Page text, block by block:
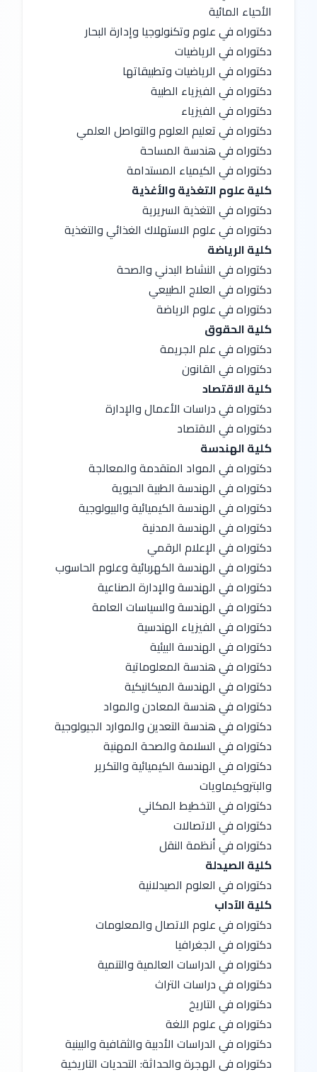
الأحياء المائية
دكتوراه في علوم وتكنولوجيا وإدارة البحار
دكتوراه في الرياضيات
دكتوراه في الرياضيات وتطبيقاتها
دكتوراه في الفيزياء الطبية
دكتوراه في الفيزياء
دكتوراه في تعليم العلوم والتواصل العلمي
دكتوراه في هندسة المساحة
دكتوراه في الكيمياء المستدامة
كلية علوم التغذية والأغذية
دكتوراه في التغذية السريرية
دكتوراه في علوم الاستهلاك الغذائي والتغذية
كلية الرياضة
دكتوراه في النشاط البدني والصحة
دكتوراه في العلاج الطبيعي
دكتوراه في علوم الرياضة
كلية الحقوق
دكتوراه في علم الجريمة
دكتوراه في القانون
كلية الاقتصاد
دكتوراه في دراسات الأعمال والإدارة
دكتوراه في الاقتصاد
كلية الهندسة
دكتوراه في المواد المتقدمة والمعالجة
دكتوراه في الهندسة الطبية الحيوية
دكتوراه في الهندسة الكيميائية والبيولوجية
دكتوراه في الهندسة المدنية
دكتوراه في الإعلام الرقمي
دكتوراه في الهندسة الكهربائية وعلوم الحاسوب
دكتوراه في الهندسة والإدارة الصناعية
دكتوراه في الهندسة والسياسات العامة
دكتوراه في الفيزياء الهندسية
دكتوراه في الهندسة البيئية
دكتوراه في هندسة المعلوماتية
دكتوراه في الهندسة الميكانيكية
دكتوراه في هندسة المعادن والمواد
دكتوراه في هندسة التعدين والموارد الجيولوجية
دكتوراه في السلامة والصحة المهنية
دكتوراه في الهندسة الكيميائية والتكرير
والبتروكيماويات
دكتوراه في التخطيط المكاني
دكتوراه في الاتصالات
دكتوراه في أنظمة النقل
كلية الصيدلة
دكتوراه في العلوم الصيدلانية
كلية الآداب
دكتوراه في علوم الاتصال والمعلومات
دكتوراه في الجغرافيا
دكتوراه في الدراسات العالمية والتنمية
دكتوراه في دراسات التراث
دكتوراه في التاريخ
دكتوراه في علوم اللغة
دكتوراه في الدراسات الأدبية والثقافية والبينية